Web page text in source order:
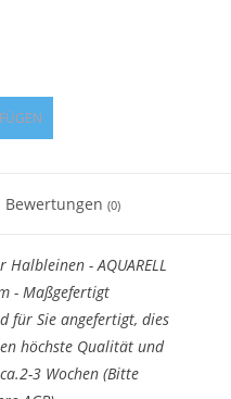
Bewertungen (0)
Halbleinen - AQUARELL
- Maßgefertigt
für Sie angefertigt, dies
höchste Qualität und
3 Wochen (Bitte